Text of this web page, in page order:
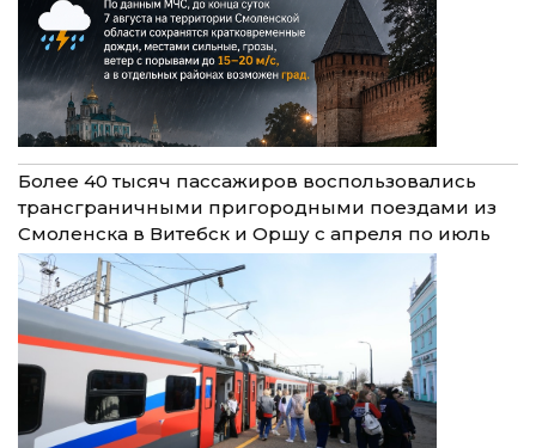
Более 40 тысяч пассажиров воспользовались
трансграничными пригородными поездами из
Смоленска в Витебск и Оршу с апреля по июль